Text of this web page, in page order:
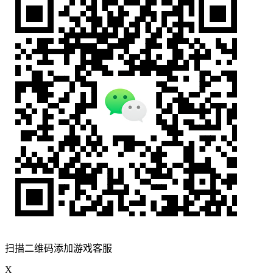
扫描二维码添加游戏客服
X